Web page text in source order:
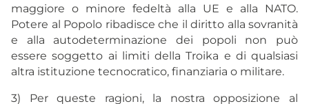
maggiore o minore fedeltà alla UE e alla NATO.
Potere al Popolo ribadisce che il diritto alla sovranità
e alla autodeterminazione dei popoli non può
essere soggetto ai limiti della Troika e di qualsiasi
altra istituzione tecnocratico, finanziaria o militare.
3) Per queste ragioni, la nostra opposizione al